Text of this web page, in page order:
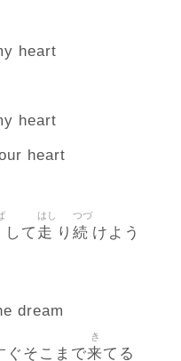
heart
heart
heart
して 走
はし
り 続
つづ
けよう
dream
ぐそこまで来
き
てる